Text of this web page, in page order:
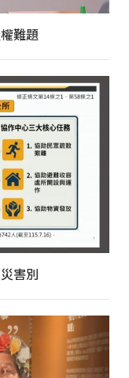
難題
害別